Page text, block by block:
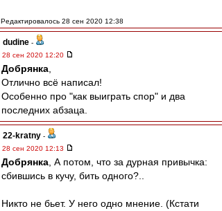
Редактировалось 28 сен 2020 12:38
dudine -
28 сен 2020 12:20
Добрянка
Отлично всё написал!
Особенно про "как выиграть спор" и два
последних абзаца.
22-kratny -
28 сен 2020 12:13
Добрянка , А потом, что за дурная привычка:
сбившись в кучу, бить одного?..
Никто не бьет. У него одно мнение. (Кстати